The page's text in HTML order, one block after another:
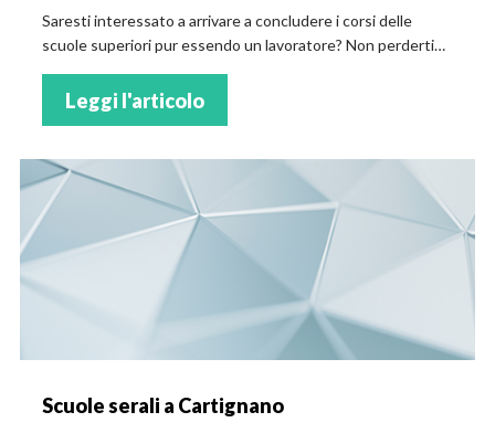
Saresti interessato a arrivare a concludere i corsi delle
scuole superiori pur essendo un lavoratore? Non perderti
Leggi l'articolo
Scuole serali a Cartignano